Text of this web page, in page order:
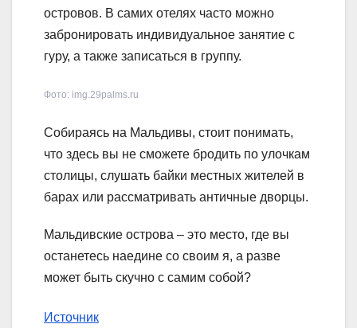
островов. В самих отелях часто можно
забронировать индивидуальное занятие с
гуру, а также записаться в группу.
Фото: img.29palms.ru
Собираясь на Мальдивы, стоит понимать,
что здесь вы не сможете бродить по улочкам
столицы, слушать байки местных жителей в
барах или рассматривать античные дворцы.
Мальдивские острова – это место, где вы
останетесь наедине со своим я, а разве
может быть скучно с самим собой?
Источник